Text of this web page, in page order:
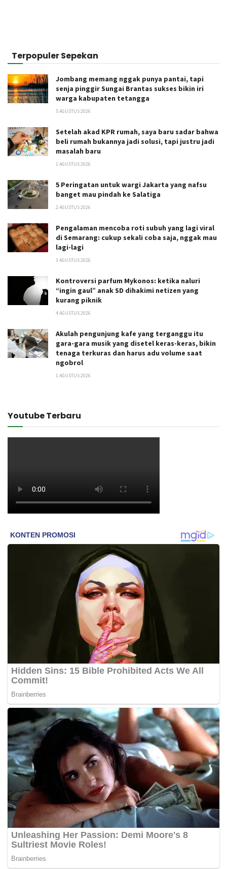
Terpopuler Sepekan
Jombang memang nggak punya pantai, tapi
senja pinggir Sungai Brantas sukses bikin iri
warga kabupaten tetangga
5 AGUSTUS 2026
Setelah akad KPR rumah, saya baru sadar bahwa
beli rumah bukannya jadi solusi, tapi justru jadi
masalah baru
1 AGUSTUS 2026
5 Peringatan untuk wargi Jakarta yang nafsu
banget mau pindah ke Salatiga
2 AGUSTUS 2026
Pengalaman mencoba roti subuh yang lagi viral
di Semarang: cukup sekali coba saja, nggak mau
lagi-lagi
3 AGUSTUS 2026
Kontroversi parfum Mykonos: ketika naluri
“ingin gaul” anak SD dihakimi netizen yang
kurang piknik
4 AGUSTUS 2026
Akulah pengunjung kafe yang terganggu itu
gara-gara musik yang disetel keras-keras, bikin
tenaga terkuras dan harus adu volume saat
ngobrol
1 AGUSTUS 2026
Youtube Terbaru